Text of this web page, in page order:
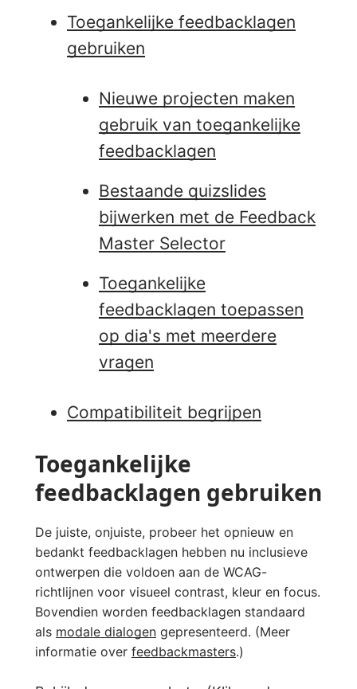
Toegankelijke feedbacklagen
gebruiken
Nieuwe projecten maken
gebruik van toegankelijke
feedbacklagen
Bestaande quizslides
bijwerken met de Feedback
Master Selector
Toegankelijke
feedbacklagen toepassen
op dia's met meerdere
vragen
Compatibiliteit begrijpen
Toegankelijke
feedbacklagen gebruiken
De juiste, onjuiste, probeer het opnieuw en
bedankt feedbacklagen hebben nu inclusieve
ontwerpen die voldoen aan de WCAG-
richtlijnen voor visueel contrast, kleur en focus.
Bovendien worden feedbacklagen standaard
als modale dialogen gepresenteerd. (Meer
informatie over feedbackmasters.)